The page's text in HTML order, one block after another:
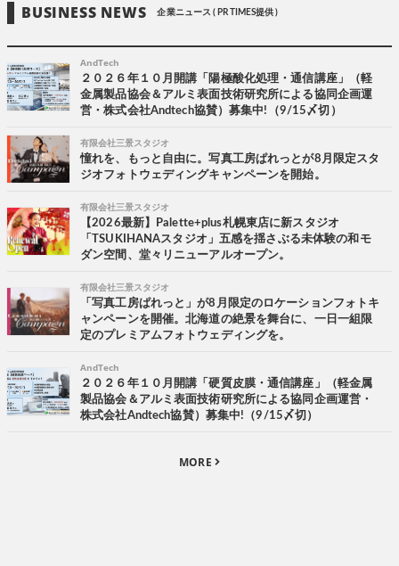
BUSINESS NEWS 企業ニュース ( PR TIMES提供 )
AndTech
２０２６年１０月開講「陽極酸化処理・通信講座」（軽
金属製品協会＆アルミ表面技術研究所による協同企画運
営・株式会社Andtech協賛）募集中!（9/15〆切）
有限会社三景スタジオ
憧れを、もっと自由に。写真工房ぱれっとが8月限定スタ
ジオフォトウェディングキャンペーンを開始。
有限会社三景スタジオ
【2026最新】Palette+plus札幌東店に新スタジオ
「TSUKIHANAスタジオ」五感を揺さぶる未体験の和モ
ダン空間、堂々リニューアルオープン。
有限会社三景スタジオ
「写真工房ぱれっと」が8月限定のロケーションフォトキ
ャンペーンを開催。北海道の絶景を舞台に、一日一組限
定のプレミアムフォトウェディングを。
AndTech
２０２６年１０月開講「硬質皮膜・通信講座」（軽金属
製品協会＆アルミ表面技術研究所による協同企画運営・
株式会社Andtech協賛）募集中!（9/15〆切）
MORE